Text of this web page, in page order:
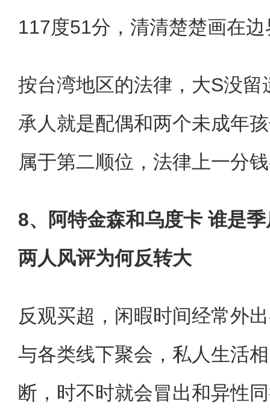
117度51分，清清楚楚画在
按台湾地区的法律，大S没留
承人就是配偶和两个未成年
属于第二顺位，法律上一分
8、阿特金森和乌度卡 谁是
两人风评为何反转大
反观买超，闲暇时间经常外
与各类线下聚会，私人生活
断，时不时就会冒出和异性